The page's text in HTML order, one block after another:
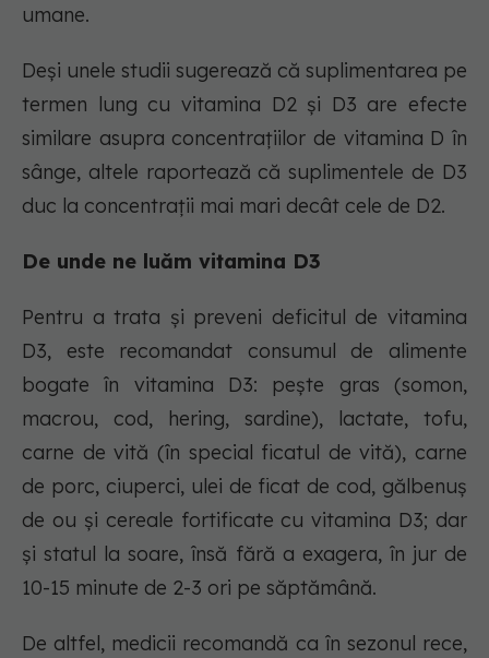
umane.
Deși unele studii sugerează că suplimentarea pe
termen lung cu vitamina D2 și D3 are efecte
similare asupra concentrațiilor de vitamina D în
sânge, altele raportează că suplimentele de D3
duc la concentrații mai mari decât cele de D2.
De unde ne luăm vitamina D3
Pentru a trata și preveni deficitul de vitamina
D3, este recomandat consumul de alimente
bogate în vitamina D3: pește gras (somon,
macrou, cod, hering, sardine), lactate, tofu,
carne de vită (în special ficatul de vită), carne
de porc, ciuperci, ulei de ficat de cod, gălbenuș
de ou și cereale fortificate cu vitamina D3; dar
și statul la soare, însă fără a exagera, în jur de
10-15 minute de 2-3 ori pe săptămână.
De altfel, medicii recomandă ca în sezonul rece,